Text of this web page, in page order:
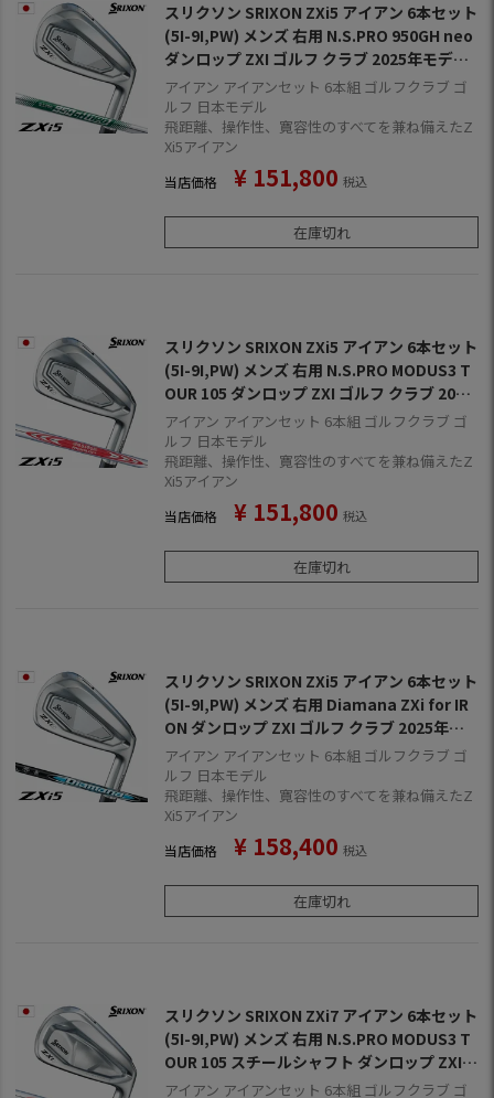
スリクソン SRIXON ZXi5 アイアン 6本セット
(5I-9I,PW) メンズ 右用 N.S.PRO 950GH neo
ダンロップ ZXI ゴルフ クラブ 2025年モデル
日本正規品 2024年11月9日発売
アイアン アイアンセット 6本組 ゴルフクラブ ゴ
ルフ 日本モデル
飛距離、操作性、寛容性のすべてを兼ね備えたZ
Xi5アイアン
当店価格 ¥ 151,800 税込
在庫切れ
スリクソン SRIXON ZXi5 アイアン 6本セット
(5I-9I,PW) メンズ 右用 N.S.PRO MODUS3 T
OUR 105 ダンロップ ZXI ゴルフ クラブ 2025
年モデル 日本正規品 2024年11月9日発売
アイアン アイアンセット 6本組 ゴルフクラブ ゴ
ルフ 日本モデル
飛距離、操作性、寛容性のすべてを兼ね備えたZ
Xi5アイアン
当店価格 ¥ 151,800 税込
在庫切れ
スリクソン SRIXON ZXi5 アイアン 6本セット
(5I-9I,PW) メンズ 右用 Diamana ZXi for IR
ON ダンロップ ZXI ゴルフ クラブ 2025年モ
デル 日本正規品 2024年11月9日発売
アイアン アイアンセット 6本組 ゴルフクラブ ゴ
ルフ 日本モデル
飛距離、操作性、寛容性のすべてを兼ね備えたZ
Xi5アイアン
当店価格 ¥ 158,400 税込
在庫切れ
スリクソン SRIXON ZXi7 アイアン 6本セット
(5I-9I,PW) メンズ 右用 N.S.PRO MODUS3 T
OUR 105 スチールシャフト ダンロップ ZXI
ゴルフ クラブ 2025年モデル 日本正規品 202
アイアン アイアンセット 6本組 ゴルフクラブ ゴ